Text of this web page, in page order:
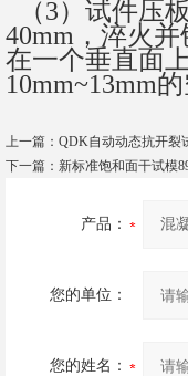
（3）试件压
40mm，淬火
在一个垂直面
10mm~13mm
上一篇： QDK自动动态抗开裂
下一篇： 新标准饱和面干试模
产品：
您的单位：
您的姓名：